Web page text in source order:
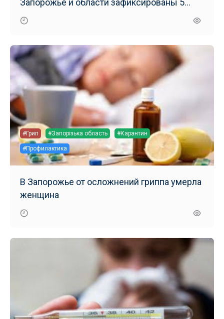
Запорожье и области зафиксированы 5
смертей от гриппа
#Грип #Запорізька область #Карантин
#Профилактика
В Запорожье от осложнений гриппа умерла
женщина